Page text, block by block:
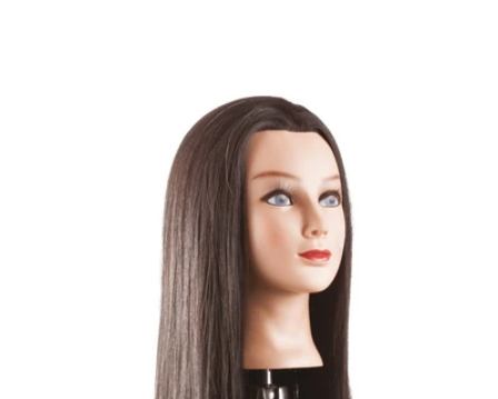
Sie das Medium 0 im Modalmodus